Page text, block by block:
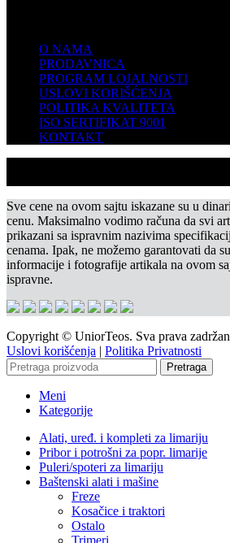
O NAMA
PRODAVNICA
PROGRAM LOJALNOSTI
USLOVI KORIŠĆENJA
POLITIKA KVALITETA
ISO SERTIFIKAT 9001
KONTAKT
Sve cene na ovom sajtu iskazane su u
cenu. Maksimalno vodimo računa da svi
prikazani sa ispravnim nazivima
cenama. Ipak, ne možemo garantovati da
informacije i fotografije artikala na ovom
ispravne.
Copyright © UniorTeos. Sva prava
Uslovi korišćenja | Politika Privatnosti
Pretraga
Meni
Kategorije
Alati, uređ. i kompleti za limariju
Pribor i potrošni za popr. limarije
Puleri/spoteri za limariju
Baštenski alati i mašine
Freze
Kosačice i traktori
Ostalo
Trimeri